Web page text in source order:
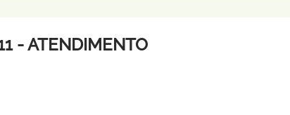
- ATENDIMENTO